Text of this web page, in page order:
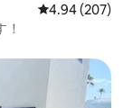
レビュー207
4.94 (207)